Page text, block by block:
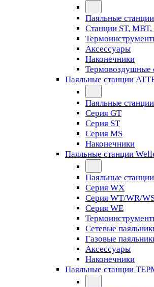
Паяльные
Станции ST, MBT,
Аксессуары
Наконечники
Термовоздушные
Паяльные станции
Паяльные
Серия GT
Серия ST
Серия MS
Наконечники
Паяльные станции
Паяльные
Серия WX
Серия WT/WR/
Серия WE
Сетевые
Газовые
Аксессуары
Наконечники
Паяльные станции